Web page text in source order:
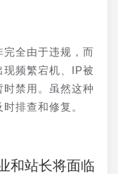
全由于违规，而
现频繁宕机、IP被
禁用。虽然这种
排查和修复。
和站长将面临